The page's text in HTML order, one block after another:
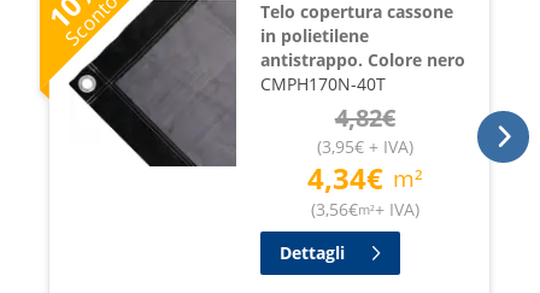
10
Sconto
Telo copertura cassone
in polietilene
antistrappo. Colore nero
CMPH170N-40T
4,82€
(3,95€+ IVA)
4,34€ m²
(3,56€m²+ IVA)
Dettagli